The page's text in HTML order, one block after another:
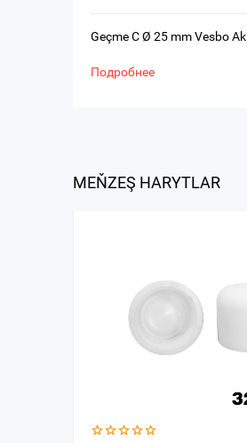
Geçme C Ø 25 mm Vesbo Ak
Подробнее
MEŇZEŞ HARYTLAR